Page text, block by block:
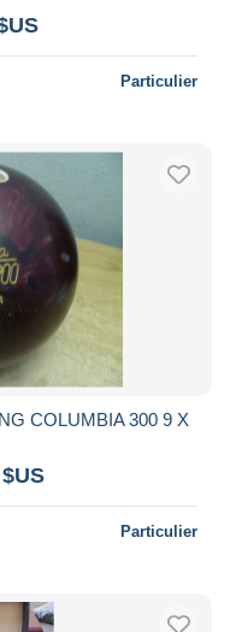
Particulier
COLUMBIA 300 9 X
Particulier